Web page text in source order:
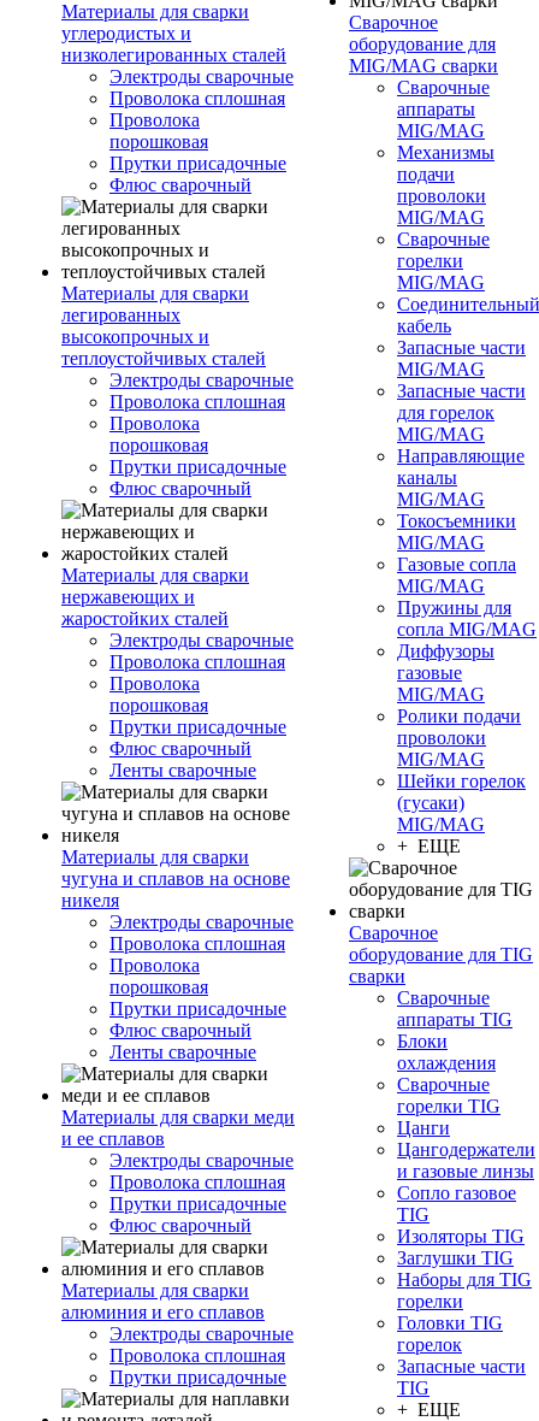
Материалы для сварки
углеродистых и
низколегированных сталей
Электроды сварочные
Проволока сплошная
Проволока
порошковая
Прутки присадочные
Флюс сварочный
Материалы для сварки
легированных
высокопрочных и
теплоустойчивых сталей
Электроды сварочные
Проволока сплошная
Проволока
порошковая
Прутки присадочные
Флюс сварочный
Материалы для сварки
нержавеющих и
жаростойких сталей
Электроды сварочные
Проволока сплошная
Проволока
порошковая
Прутки присадочные
Флюс сварочный
Ленты сварочные
Материалы для сварки
чугуна и сплавов на основе
никеля
Электроды сварочные
Проволока сплошная
Проволока
порошковая
Прутки присадочные
Флюс сварочный
Ленты сварочные
Материалы для сварки меди
и ее сплавов
Электроды сварочные
Проволока сплошная
Прутки присадочные
Флюс сварочный
Материалы для сварки
алюминия и его сплавов
Электроды сварочные
Проволока сплошная
Прутки присадочные
Сварочное
оборудование для
MIG/MAG сварки
Сварочные
аппараты
MIG/MAG
Механизмы
подачи
проволоки
MIG/MAG
Сварочные
горелки
MIG/MAG
Соединительный
кабель
Запасные части
MIG/MAG
Запасные части
для горелок
MIG/MAG
Направляющие
каналы
MIG/MAG
Токосъемники
MIG/MAG
Газовые сопла
MIG/MAG
Пружины для
сопла MIG/MAG
Диффузоры
газовые
MIG/MAG
Ролики подачи
проволоки
MIG/MAG
Шейки горелок
(гусаки)
MIG/MAG
+ ЕЩЕ
Сварочное
оборудование для TIG
сварки
Сварочные
аппараты TIG
Блоки
охлаждения
Сварочные
горелки TIG
Цанги
Цангодержатели
и газовые линзы
Сопло газовое
TIG
Изоляторы TIG
Заглушки TIG
Наборы для TIG
горелки
Головки TIG
горелок
Запасные части
TIG
+ ЕЩЕ